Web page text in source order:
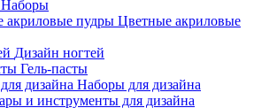
Наборы
Цветные акриловые
Дизайн ногтей
Гель-пасты
Наборы для дизайна